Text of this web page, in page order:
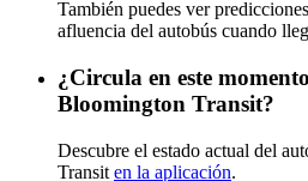
También puedes ver
afluencia del autobús cuando
¿Circula en este
Bloomington Transit?
Descubre el estado actual del
Transit en la aplicación.